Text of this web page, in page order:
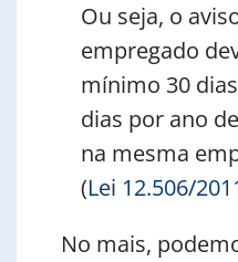
Ou seja, o
empregado
mínimo 30
dias por ano
na mesma
(Lei 12.506/
No mais,